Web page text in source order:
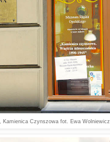
Kamienica Czynszowa fot. Ewa Wolniewicz